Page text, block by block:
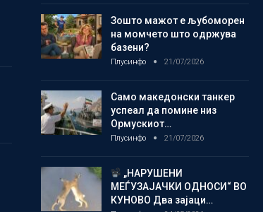
Зошто мажот е љубоморен
на момчето што одржува
базени?
Плусинфо 21/07/2026
Само македонски танкер
успеал да помине низ
Ормускиот…
Плусинфо 21/07/2026
„НАРУШЕНИ
МЕЃУЗАЈАЧКИ ОДНОСИ“ ВО
КУНОВО Два зајаци…